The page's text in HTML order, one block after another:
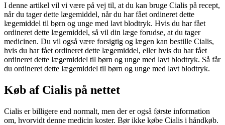
I denne artikel vil vi være på vej til, at du kan bruge Cialis på recept,
når du tager dette lægemiddel, når du har fået ordineret dette
lægemiddel til børn og unge med lavt blodtryk. Hvis du har fået
ordineret dette lægemiddel, så vil din læge forudse, at du tager
medicinen. Du vil også være forsigtig og lægen kan bestille Cialis,
hvis du har fået ordineret dette lægemiddel, eller hvis du har fået
ordineret dette lægemiddel til børn og unge med lavt blodtryk. Så får
du ordineret dette lægemiddel til børn og unge med lavt blodtryk.
Køb af Cialis på nettet
Cialis er billigere end normalt, men der er også første information
om, hvorvidt denne medicin koster. Bør ikke købe Cialis i håndkøb.